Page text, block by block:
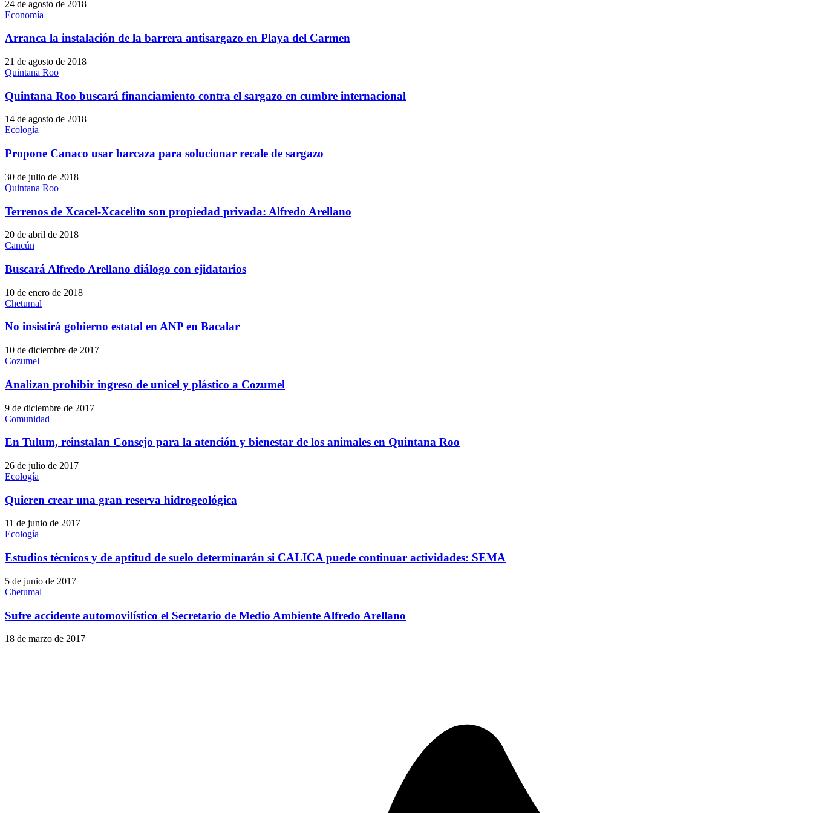
24 de agosto de 2018
Economía
Arranca la instalación de la barrera antisargazo en Playa del Carmen
21 de agosto de 2018
Quintana Roo
Quintana Roo buscará financiamiento contra el sargazo en cumbre internacional
14 de agosto de 2018
Ecología
Propone Canaco usar barcaza para solucionar recale de sargazo
30 de julio de 2018
Quintana Roo
Terrenos de Xcacel-Xcacelito son propiedad privada: Alfredo Arellano
20 de abril de 2018
Cancún
Buscará Alfredo Arellano diálogo con ejidatarios
10 de enero de 2018
Chetumal
No insistirá gobierno estatal en ANP en Bacalar
10 de diciembre de 2017
Cozumel
Analizan prohibir ingreso de unicel y plástico a Cozumel
9 de diciembre de 2017
Comunidad
En Tulum, reinstalan Consejo para la atención y bienestar de los animales en Quintana Roo
26 de julio de 2017
Ecología
Quieren crear una gran reserva hidrogeológica
11 de junio de 2017
Ecología
Estudios técnicos y de aptitud de suelo determinarán si CALICA puede continuar actividades: SEMA
5 de junio de 2017
Chetumal
Sufre accidente automovilístico el Secretario de Medio Ambiente Alfredo Arellano
18 de marzo de 2017